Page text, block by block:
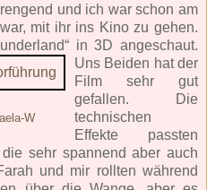
und ich war schon am
mit ihr ins Kino zu gehen.
in 3D angeschaut.
W
Uns Beiden hat der
Film sehr gut
gefallen. Die
technischen
Effekte passten
sehr spannend aber auch
und mir rollten während